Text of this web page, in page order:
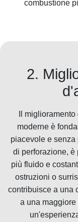
combustione
2.
Il
moderne è
piacevole e
di perforazione, è
più fluido e
ostruzioni o
contribuisce a una
a una maggiore